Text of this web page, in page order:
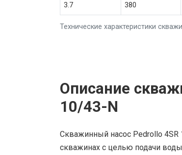
Технические характеристики
3.7 380
Описание
10/43-N
Скважинный насос Pedrollo 4SR
скважинах с целью подачи